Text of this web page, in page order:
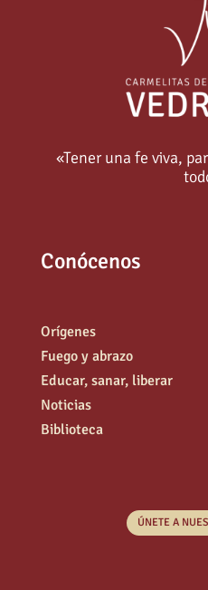
«Tener una fe viva,
Conócenos
Orígenes
Fuego y abrazo
Educar, sanar, liberar
Noticias
Biblioteca
ÚNETE A